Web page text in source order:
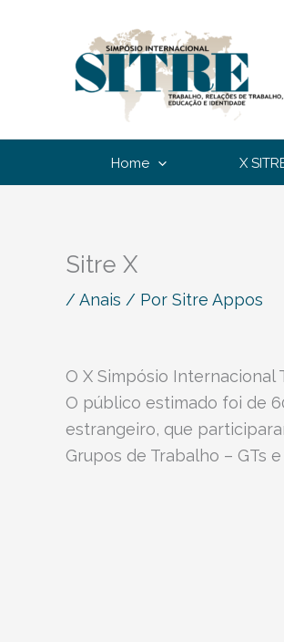
Home X
Sitre X
/Anais / Por Sitre Appos
O X Simpósio Internacional
O público estimado foi de
estrangeiro, que
Grupos de Trabalho – GTs